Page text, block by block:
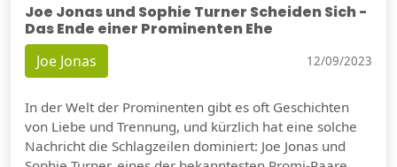
Joe Jonas und Sophie Turner Scheiden Sich -
Das Ende einer Prominenten Ehe
Joe Jonas 12/09/2023
In der Welt der Prominenten gibt es oft Geschichten
von Liebe und Trennung, und kürzlich hat eine solche
Nachricht die Schlagzeilen dominiert: Joe Jonas und